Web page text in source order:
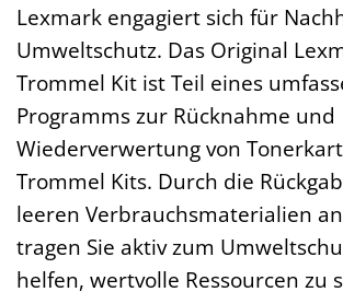
Lexmark engagiert sich für
Umweltschutz. Das Original
Trommel Kit ist Teil eines
Programms zur Rücknahme und
Wiederverwertung von
Trommel Kits. Durch die
leeren Verbrauchsmaterialien
tragen Sie aktiv zum
helfen, wertvolle Ressourcen zu